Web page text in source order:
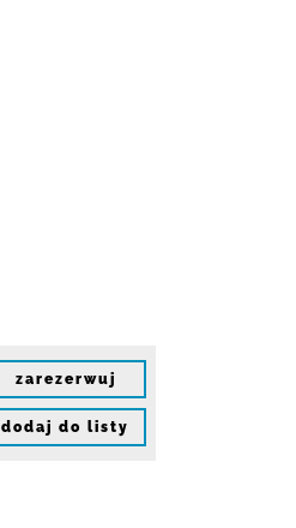
zarezerwuj
dodaj do listy